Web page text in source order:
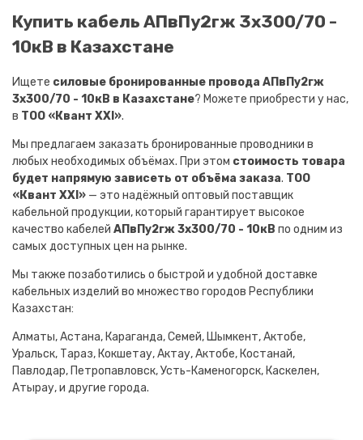
Купить кабель АПвПу2гж 3х300/70 -
10кВ в Казахстане
Ищете силовые бронированные провода АПвПу2гж
3х300/70 - 10кВ в Казахстане? Можете приобрести у нас,
в ТОО «Квант XXI».
Мы предлагаем заказать бронированные проводники в
любых необходимых объёмах. При этом стоимость товара
будет напрямую зависеть от объёма заказа. ТОО
«Квант XXI» — это надёжный оптовый поставщик
кабельной продукции, который гарантирует высокое
качество кабелей АПвПу2гж 3х300/70 - 10кВ по одним из
самых доступных цен на рынке.
Мы также позаботились о быстрой и удобной доставке
кабельных изделий во множество городов Республики
Казахстан:
Алматы, Астана, Караганда, Семей, Шымкент, Актобе,
Уральск, Тараз, Кокшетау, Актау, Актобе, Костанай,
Павлодар, Петропавловск, Усть-Каменогорск, Каскелен,
Атырау, и другие города.